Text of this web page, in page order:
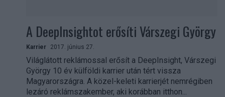
A DeepInsightot erősíti Várszegi György
Karrier 2017. június 27.
Világlátott reklámossal erősít a DeepInsight, Várszegi
György 10 év külföldi karrier után tért vissza
Magyarországra. A közel-keleti karrierjét nemrégiben
lezáró reklámszakember, aki korábban itthon...